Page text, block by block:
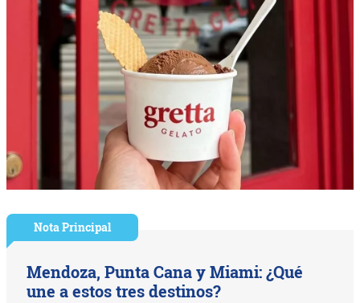
Nota Principal
Mendoza, Punta Cana y Miami: ¿Qué
une a estos tres destinos?